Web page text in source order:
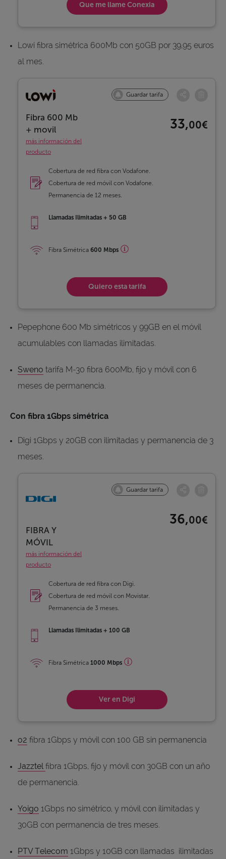
Que me llameConexia
Lowi fibra simétrica 600Mb con 50GB por 39,95 euros
al mes.
Guardar tarifa
Fibra 600 Mb
+ movil
más información del
producto
33,00€
Quiero esta tarifa
Cobertura de red fibra con Vodafone.
Cobertura de red móvil con Vodafone.
Permanencia de 12 meses.
Llamadas Ilimitadas + 50 GB
Fibra Simétrica 600 Mbps
Pepephone 600 Mb simétricos y 99GB en el móvil
acumulables con llamadas ilimitadas.
Sweno tarifa M-30 fibra 600Mb, fijo y móvil con 6
meses de permanencia.
Con fibra 1Gbps simétrica
Digi 1Gbps y 20GB con ilimitadas y permanencia de 3
meses.
Guardar tarifa
FIBRA Y
MÓVIL
más información del
producto
36,00€
Ver en Digi
Cobertura de red fibra con Digi.
Cobertura de red móvil con Movistar.
Permanencia de 3 meses.
Llamadas Ilimitadas + 100 GB
Fibra Simétrica 1000 Mbps
o2 fibra 1Gbps y móvil con 100 GB sin permanencia
Jazztel fibra 1Gbps, fijo y móvil con 30GB con un año
de permanencia.
Yoigo 1Gbps no simétrico, y móvil con ilimitadas y
30GB con permanencia de tres meses.
PTV Telecom 1Gbps y 10GB con llamadas ilimitadas